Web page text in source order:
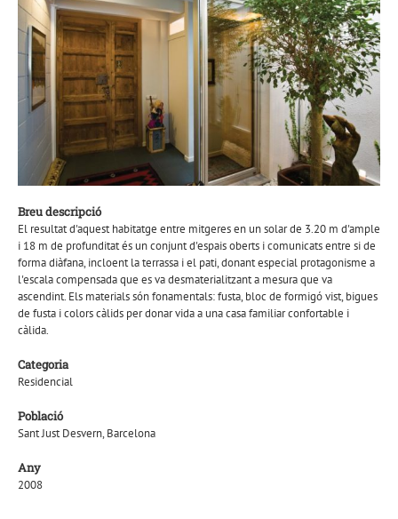
Breu descripció
El resultat d'aquest habitatge entre mitgeres en un solar de 3.20 m d'ample
i 18 m de profunditat és un conjunt d'espais oberts i comunicats entre si de
forma diàfana, incloent la terrassa i el pati, donant especial protagonisme a
l'escala compensada que es va desmaterialitzant a mesura que va
ascendint. Els materials són fonamentals: fusta, bloc de formigó vist, bigues
de fusta i colors càlids per donar vida a una casa familiar confortable i
càlida.
Categoria
Residencial
Població
Sant Just Desvern, Barcelona
Any
2008